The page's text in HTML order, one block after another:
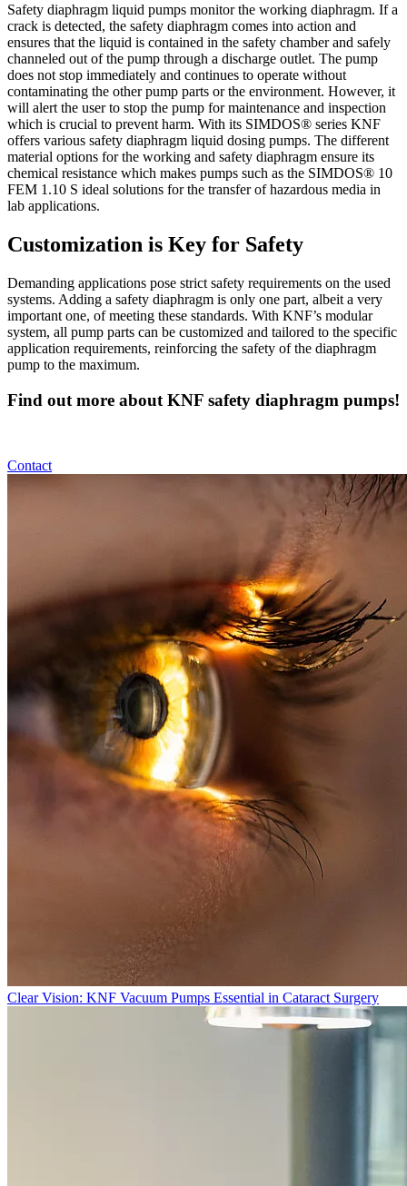
Safety diaphragm liquid pumps monitor the working diaphragm. If a
crack is detected, the safety diaphragm comes into action and
ensures that the liquid is contained in the safety chamber and safely
channeled out of the pump through a discharge outlet. The pump
does not stop immediately and continues to operate without
contaminating the other pump parts or the environment. However, it
will alert the user to stop the pump for maintenance and inspection
which is crucial to prevent harm. With its SIMDOS® series KNF
offers various safety diaphragm liquid dosing pumps. The different
material options for the working and safety diaphragm ensure its
chemical resistance which makes pumps such as the SIMDOS® 10
FEM 1.10 S ideal solutions for the transfer of hazardous media in
lab applications.
Customization is Key for Safety
Demanding applications pose strict safety requirements on the used
systems. Adding a safety diaphragm is only one part, albeit a very
important one, of meeting these standards. With KNF’s modular
system, all pump parts can be customized and tailored to the specific
application requirements, reinforcing the safety of the diaphragm
pump to the maximum.
Find out more about KNF safety diaphragm pumps!
Contact
Clear Vision: KNF Vacuum Pumps Essential in Cataract Surgery